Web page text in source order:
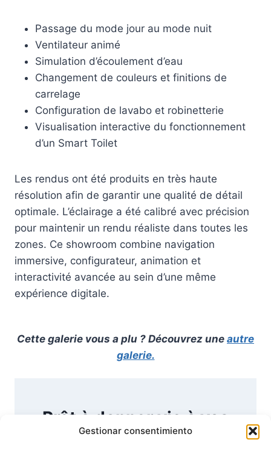
Gestionar consentimiento
Passage du mode jour au mode nuit
Ventilateur animé
Simulation d’écoulement d’eau
Changement de couleurs et finitions de
carrelage
Configuration de lavabo et robinetterie
Visualisation interactive du fonctionnement
d’un Smart Toilet
Les rendus ont été produits en très haute
résolution afin de garantir une qualité de détail
optimale. L’éclairage a été calibré avec précision
pour maintenir un rendu réaliste dans toutes les
zones. Ce showroom combine navigation
immersive, configurateur, animation et
interactivité avancée au sein d’une même
expérience digitale.
Cette galerie vous a plu ? Découvrez une autre
galerie.
Prêt à donner vie à vos